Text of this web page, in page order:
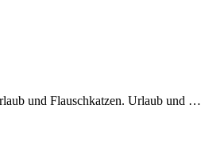
und Flauschkatzen. Urlaub und …